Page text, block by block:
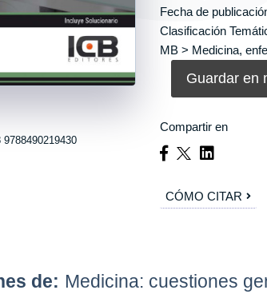
9788490219430
Fecha de
Clasificación
MB > Medicina,
Guardar en
Compartir en
CÓMO CITAR
de: Medicina: cuestiones